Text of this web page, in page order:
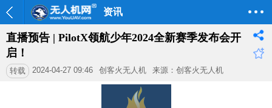
资讯
直播预告 | PilotX领航少年2024全新赛季发布会开
启！
转载 2024-04-27 09:46 创客火无人机 来源：创客火无人机